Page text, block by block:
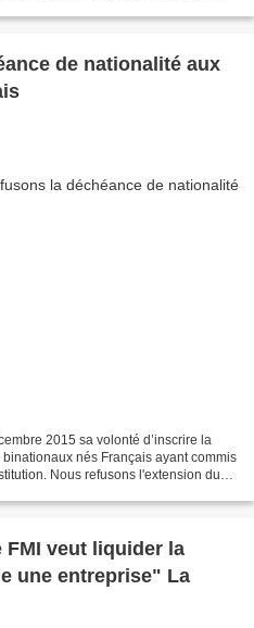
de nationalité aux
2015 sa volonté d’inscrire la
nés Français ayant commis
Nous refusons l'extension du
FMI veut liquider la
une entreprise" La